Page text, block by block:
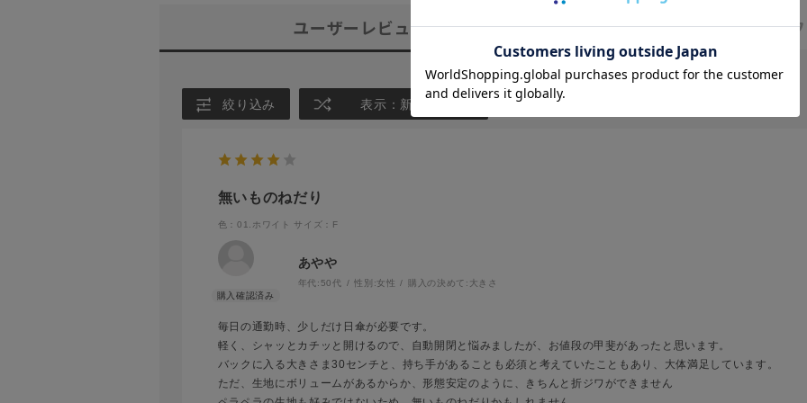
ユーザーレビュー（1） スタッ
絞り込み 表示：新しい順
無いものねだり
色：01.ホワイト サイズ：F
あやや
年代: 50代 性別:女性 購入の決めて: 大きさ
毎日の通勤時、少しだけ日傘が必要です。
軽く、シャッとカチッと開けるので、自動開閉と悩みましたが、お値段の甲斐があったと思います。
バックに入る大きさま30センチと、持ち手があることも必須と考えていたこともあり、大体満足しています。
ただ、生地にボリュームがあるからか、形態安定のように、きちんと折ジワができません